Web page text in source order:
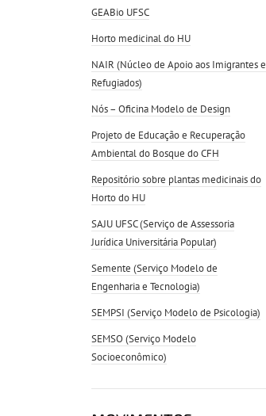
GEABio UFSC
Horto medicinal do HU
NAIR (Núcleo de Apoio aos Imigrantes e
Refugiados)
Nós – Oficina Modelo de Design
Projeto de Educação e Recuperação
Ambiental do Bosque do CFH
Repositório sobre plantas medicinais do
Horto do HU
SAJU UFSC (Serviço de Assessoria
Jurídica Universitária Popular)
Semente (Serviço Modelo de
Engenharia e Tecnologia)
SEMPSI (Serviço Modelo de Psicologia)
SEMSO (Serviço Modelo
Socioeconômico)